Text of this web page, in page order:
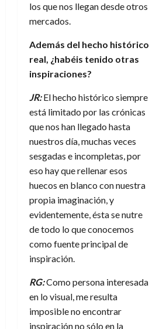
los que nos llegan desde otros
mercados.
Además del hecho histórico
real, ¿habéis tenido otras
inspiraciones?
JR:El hecho histórico siempre
está limitado por las crónicas
que nos han llegado hasta
nuestros día, muchas veces
sesgadas e incompletas, por
eso hay que rellenar esos
huecos en blanco con nuestra
propia imaginación, y
evidentemente, ésta se nutre
de todo lo que conocemos
como fuente principal de
inspiración.
RG:Como persona interesada
en lo visual, me resulta
imposible no encontrar
inspiración no sólo en la